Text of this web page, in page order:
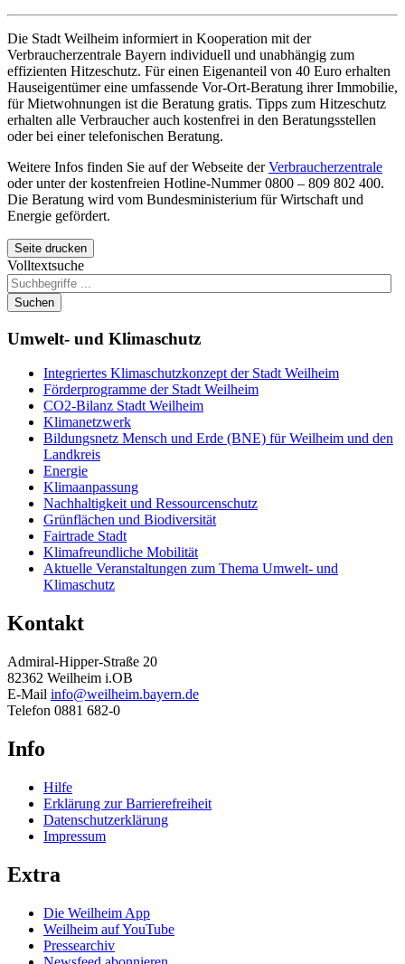
Die Stadt Weilheim informiert in Kooperation mit der
Verbraucherzentrale Bayern individuell und unabhängig zum
effizienten Hitzeschutz. Für einen Eigenanteil von 40 Euro erhalten
Hauseigentümer eine umfassende Vor-Ort-Beratung ihrer Immobilie,
für Mietwohnungen ist die Beratung gratis. Tipps zum Hitzeschutz
erhalten alle Verbraucher auch kostenfrei in den Beratungsstellen
oder bei einer telefonischen Beratung.
Weitere Infos finden Sie auf der Webseite derVerbraucherzentrale
oder unter der kostenfreien Hotline-Nummer 0800 – 809 802 400.
Die Beratung wird vom Bundesministerium für Wirtschaft und
Energie gefördert.
Seite drucken
Volltextsuche
Suchen
Umwelt- und Klimaschutz
Integriertes Klimaschutzkonzept der Stadt Weilheim
Förderprogramme der Stadt Weilheim
CO2-Bilanz Stadt Weilheim
Klimanetzwerk
Bildungsnetz Mensch und Erde (BNE) für Weilheim und den
Landkreis
Energie
Klimaanpassung
Nachhaltigkeit und Ressourcenschutz
Grünflächen und Biodiversität
Fairtrade Stadt
Klimafreundliche Mobilität
Aktuelle Veranstaltungen zum Thema Umwelt- und
Klimaschutz
Kontakt
Admiral-Hipper-Straße 20
82362 Weilheim i.OB
E-Mail info@weilheim.bayern.de
Telefon 0881 682-0
Info
Hilfe
Erklärung zur Barrierefreiheit
Datenschutzerklärung
Impressum
Extra
Die Weilheim App
Weilheim auf YouTube
Pressearchiv